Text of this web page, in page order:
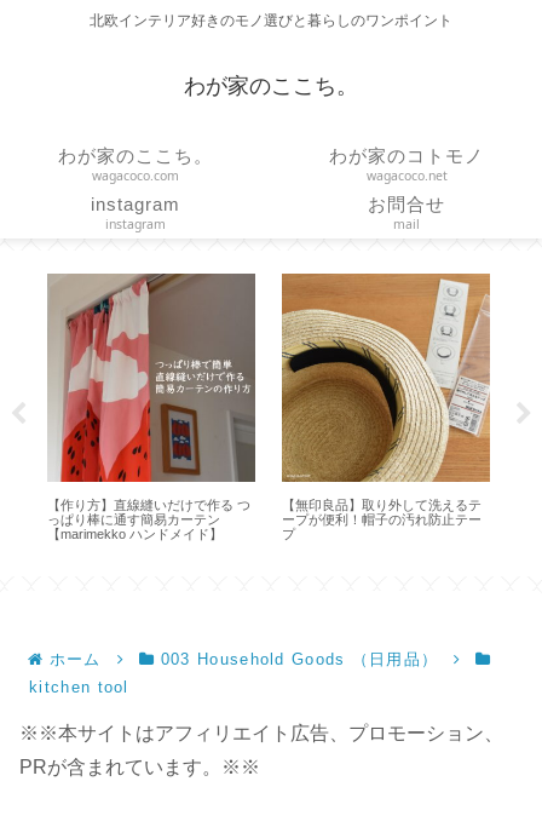
北欧インテリア好きのモノ選びと暮らしのワンポイント
わが家のここち。
わが家のここち。
wagacoco.com
わが家のコトモノ
wagacoco.net
instagram
instagram
お問合せ
mail
【作り方】直線縫いだけで作る つ
っぱり棒に通す簡易カーテン
【marimekko ハンドメイド】
【無印良品】取り外して洗えるテ
ープが便利！帽子の汚れ防止テー
プ
ホーム
003 Household Goods （日用品）
kitchen tool
※※本サイトはアフィリエイト広告、プロモーション、
PRが含まれています。※※